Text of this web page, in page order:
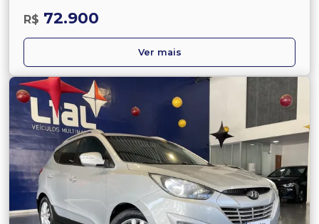
R$ 72.900
Ver mais